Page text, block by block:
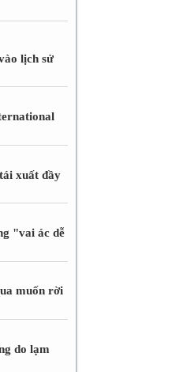
lịch sử
xuất đầy
"vai ác dễ
muốn rời
do lạm